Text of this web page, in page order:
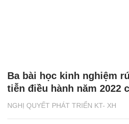
NGHỊ QUYẾT PHÁT TRIỂN KT- XH
Ba bài học kinh nghiệm
tiễn điều hành năm 2022